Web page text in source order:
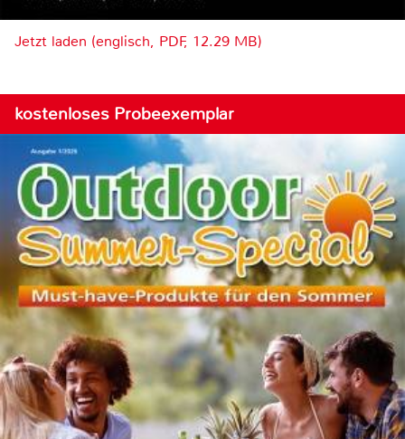
Jetzt laden (englisch, PDF, 12.29 MB)
kostenloses Probeexemplar